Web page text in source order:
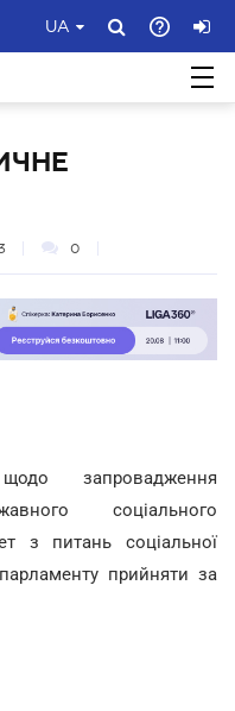
UA
0
запровадження
соціального
з питань соціальної
прийняти за